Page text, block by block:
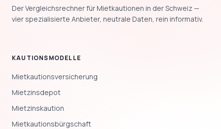
Der Vergleichsrechner für Mietkautionen in der Schweiz —
vier spezialisierte Anbieter, neutrale Daten, rein informativ.
KAUTIONSMODELLE
Mietkautionsversicherung
Mietzinsdepot
Mietzinskaution
Mietkautionsbürgschaft